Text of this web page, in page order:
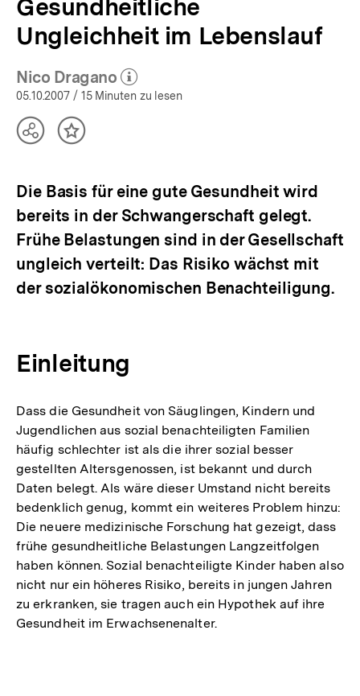
Gesundheitliche
Ungleichheit im Lebenslauf
Nico Dragano
(Mehr zum Autor)
öffnen
05.10.2007 / 15 Minuten zu lesen
TeilenInhalt
Die Basis für eine gute Gesundheit wird
bereits in der Schwangerschaft gelegt.
Frühe Belastungen sind in der Gesellschaft
ungleich verteilt: Das Risiko wächst mit
der sozialökonomischen Benachteiligung.
Einleitung
Dass die Gesundheit von Säuglingen, Kindern und
Jugendlichen aus sozial benachteiligten Familien
häufig schlechter ist als die ihrer sozial besser
gestellten Altersgenossen, ist bekannt und durch
Daten belegt. Als wäre dieser Umstand nicht bereits
bedenklich genug, kommt ein weiteres Problem hinzu:
Die neuere medizinische Forschung hat gezeigt, dass
frühe gesundheitliche Belastungen Langzeitfolgen
haben können. Sozial benachteiligte Kinder haben also
nicht nur ein höheres Risiko, bereits in jungen Jahren
zu erkranken, sie tragen auch ein Hypothek auf ihre
Gesundheit im Erwachsenenalter.